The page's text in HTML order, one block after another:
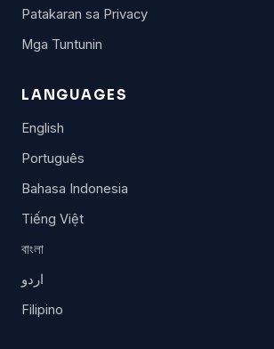
Patakaran sa Privacy
Mga Tuntunin
LANGUAGES
English
Português
Bahasa Indonesia
Tiếng Việt
বাংলা
اردو
Filipino